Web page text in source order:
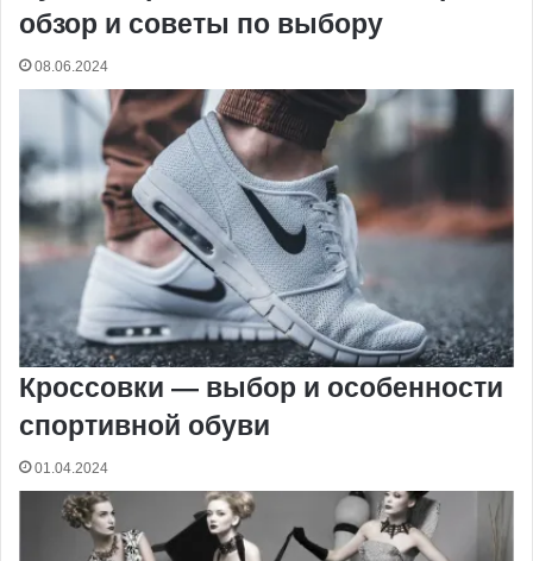
обзор и советы по выбору
08.06.2024
Кроссовки — выбор и особенности
спортивной обуви
01.04.2024